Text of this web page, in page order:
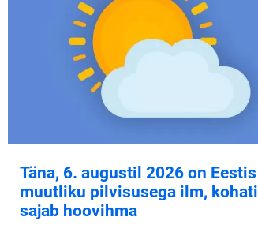
Täna, 6. augustil 2026 on Eestis
muutliku pilvisusega ilm, kohati
sajab hoovihma